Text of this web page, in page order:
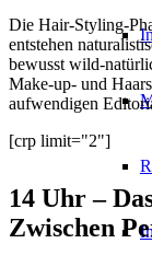
Die Hair-Styling-
entstehen
bewusst wild-
Make-up- und
aufwendigen
[crp limit="2"]
14 Uhr –
Zwischen